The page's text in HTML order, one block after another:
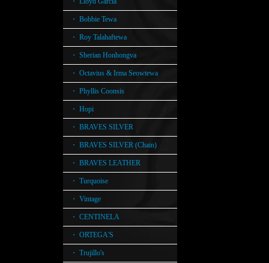
・ Bobbie Tewa
・ Roy Talahaftewa
・ Sherian Honhongva
・ Octavius & Irma Seowtewa
・ Phyllis Coonsis
・ Hopi
・ BRAVES SILVER
・ BRAVES SILVER (Chain)
・ BRAVES LEATHER
・ Turquoise
・ Vintage
・ CENTINELA
・ ORTEGA'S
・ Trujillo's